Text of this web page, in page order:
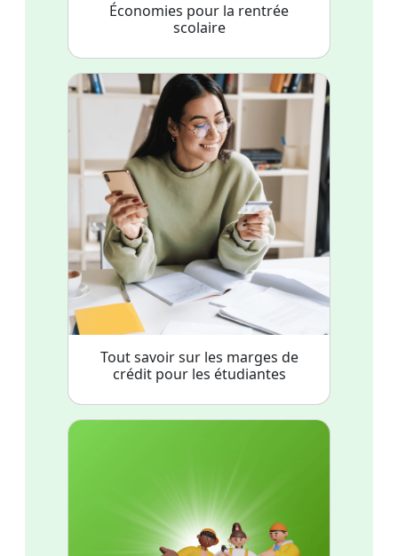
Économies pour la rentrée
scolaire
Tout savoir sur les marges de
crédit pour les étudiantes